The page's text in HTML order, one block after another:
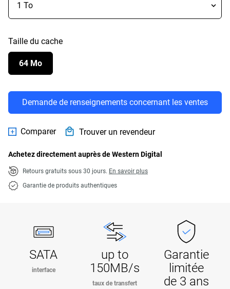
Taille du cache
64 Mo
Demande de renseignements concernant les ventes
Comparer Trouver un revendeur
Achetez directement auprès de Western Digital
Retours gratuits sous 30 jours. En savoir plus
Garantie de produits authentiques
SATA
interface
up to
150MB/s
taux de transfert
Garantie
limitée
de 3 ans